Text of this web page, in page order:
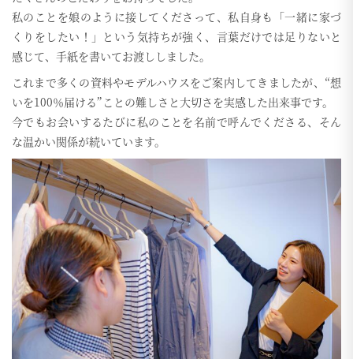
私のことを娘のように接してくださって、私自身も「一緒に家づ
くりをしたい！」という気持ちが強く、言葉だけでは足りないと
感じて、手紙を書いてお渡ししました。
これまで多くの資料やモデルハウスをご案内してきましたが、“想
いを100％届ける”ことの難しさと大切さを実感した出来事です。
今でもお会いするたびに私のことを名前で呼んでくださる、そん
な温かい関係が続いています。